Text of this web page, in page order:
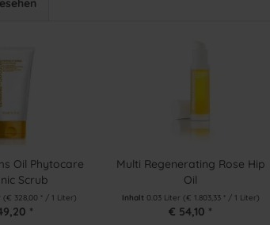
Oil Phytocare
Scrub
(€ 328,00 * / 1 Liter)
*
Multi Regenerating Rose Hip
Oil
Inhalt 0.03 Liter (€ 1.803,33 * / 1 Liter)
€ 54,10 *